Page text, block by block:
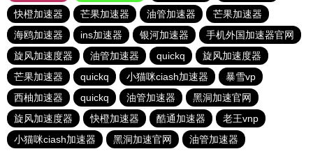
快橙加速器
芒果加速器 油管加速器
芒果加速器
海鸥加速器
ins加速器 银河加速器
手机外国加速器官网
旋风加速度器
油管加速器 quickq
旋风加速度器
芒果加速器
quickq 小猫咪ciash加速器
暴雪vp
西柚加速器
quickq 油管加速器
黑洞加速官网
旋风加速度器
快橙加速器 酷通加速器
老王vnp
小猫咪ciash加速器
黑洞加速官网 油管加速器